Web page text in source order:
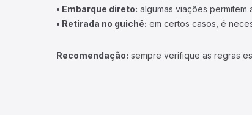
• Embarque direto: algumas viações
• Retirada no guichê: em certos casos, é
Recomendação: sempre verifique as regras